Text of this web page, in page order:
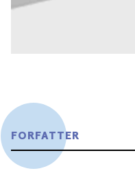
FORFATTER